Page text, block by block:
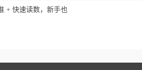
+ 快速读数，新手也